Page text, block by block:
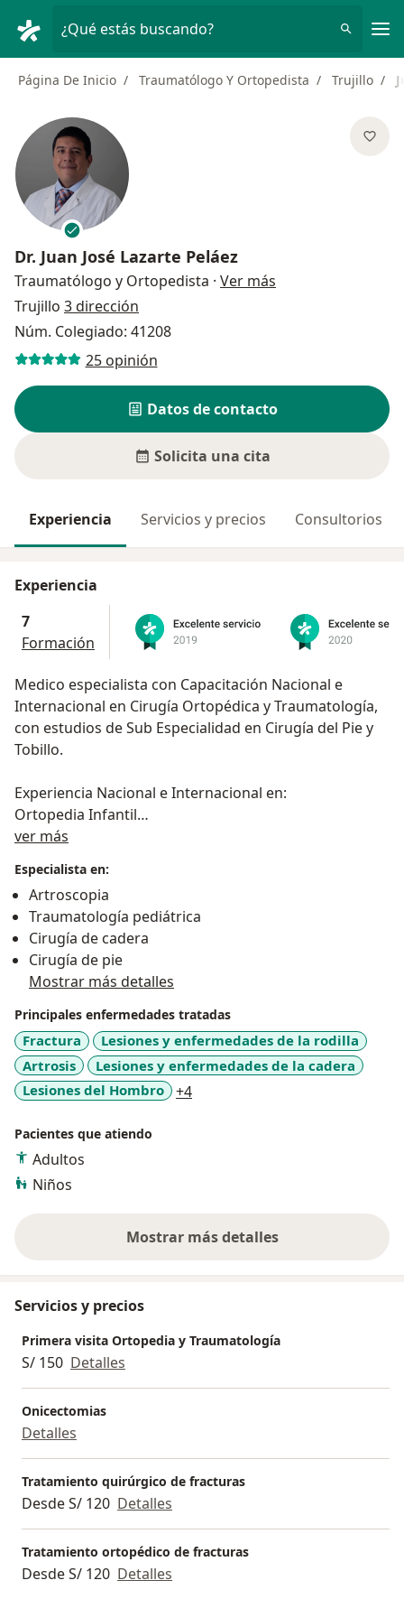
¿Qué estás buscando?
Página De Inicio Traumatólogo Y Ortopedista Trujillo
Dr. Juan José Lazarte Peláez
Traumatólogo y Ortopedista · Ver más
Trujillo 3 dirección
Núm. Colegiado: 41208
25 opinión
Datos de contacto
Solicita una cita
Experiencia Servicios y precios Consultorios
Experiencia
7
Formación
Medico especialista con Capacitación Nacional e
Internacional en Cirugía Ortopédica y Traumatología,
con estudios de Sub Especialidad en Cirugía del Pie y
Tobillo.
Experiencia Nacional e Internacional en:
Ortopedia Infantil
Pie Plano, Pie Cavo, Pie Diabético
Cirugía Artroscópica
Reemplazos Articulares
Luxaciones
Tratamiento de Fracturas en General
Plasma Rico en Plaquetas
Atención de Accidentes por Convenios
Tratamiento de Artrosis de Cadera, Rodilla, Tobillo y
Pie
Atención a Niños y Adultos
ver más
Especialista en:
Artroscopia
Traumatología pediátrica
Cirugía de cadera
Cirugía de pie
Mostrar más detalles
Principales enfermedades tratadas
Fractura
Lesiones y enfermedades de la rodilla
Artrosis
Lesiones y enfermedades de la cadera
Lesiones del Hombro
+4a11y_sr_more_diseases
Pacientes que atiendo
Adultos
Niños
Mostrar más detalles
sobre la experiencia
Servicios y precios
Primera visita Ortopedia y Traumatología
S/ 150 Detalles
Onicectomias
Detalles
Tratamiento quirúrgico de fracturas
Desde S/ 120 Detalles
Tratamiento ortopédico de fracturas
Desde S/ 120 Detalles